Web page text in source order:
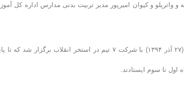
و کیوان امیرپور مدیر تربیت بدنی مدارس اداره کل
در ادامه فعالیت های هیئت شنای اصفهان، دومین مرحله لیگ شنای بانوان هم روز گذشته (۲۷ آذر ۱۳۹۴) با شرکت ۷ تیم در استخر انقلاب برگزار شد